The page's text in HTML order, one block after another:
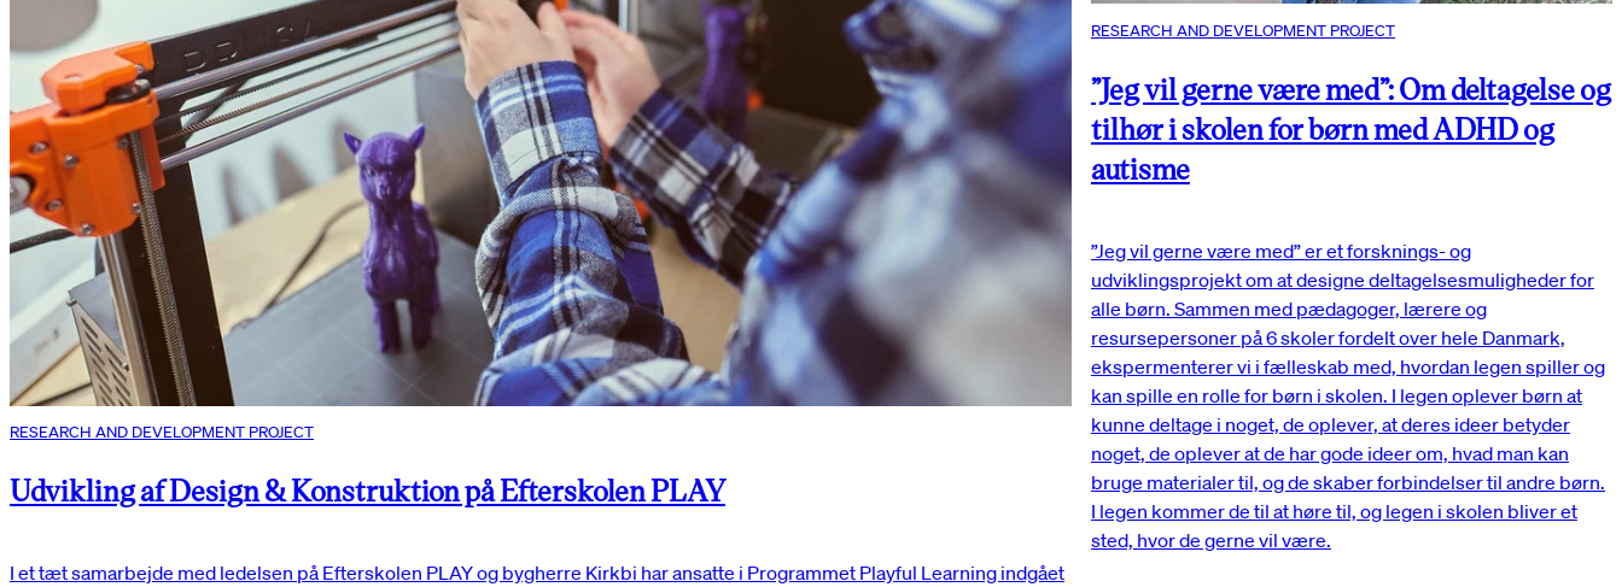
RESEARCH AND DEVELOPMENT PROJECT
Udvikling af Design & Konstruktion på Efterskolen PLAY
I et tæt samarbejde med ledelsen på Efterskolen PLAY og bygherre Kirkbi har ansatte i Programmet Playful Learning indgået
RESEARCH AND DEVELOPMENT PROJECT
”Jeg vil gerne være med”: Om deltagelse og
tilhør i skolen for børn med ADHD og
autisme
”Jeg vil gerne være med” er et forsknings- og
udviklingsprojekt om at designe deltagelsesmuligheder for
alle børn. Sammen med pædagoger, lærere og
resursepersoner på 6 skoler fordelt over hele Danmark,
ekspermenterer vi i fælleskab med, hvordan legen spiller og
kan spille en rolle for børn i skolen. I legen oplever børn at
kunne deltage i noget, de oplever, at deres ideer betyder
noget, de oplever at de har gode ideer om, hvad man kan
bruge materialer til, og de skaber forbindelser til andre børn.
I legen kommer de til at høre til, og legen i skolen bliver et
sted, hvor de gerne vil være.